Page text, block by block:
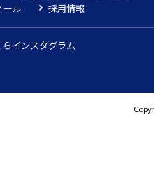
ール
採用情報
らインスタグラム